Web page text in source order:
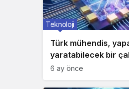
Türk mühendis,
yaratabilecek bir
Teknoloji
6 ay önce